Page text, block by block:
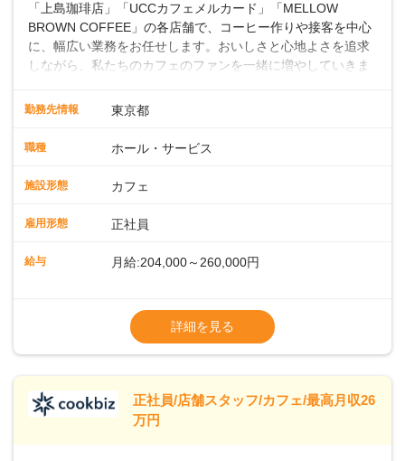
万円＋賞与(年3回)・店長職：年収410万円／
「上島珈琲店」「UCCカフェメルカード」「MELLOW
BROWN COFFEE」の各店舗で、コーヒー作りや接客を中心
に、幅広い業務をお任せします。おいしさと心地よさを追求
しながら、私たちのカフェのファンを一緒に増やしていきま
クの作成お客様のご案内、レジ対応軽食メニューの調理店内
ート体制充実コーヒーの知識から接客マナーまで、先輩スタ
年齢層が活躍しており、チームワークも抜群です。基本マニ
業務に馴染める環境です。「カフェの接客は初めて」という
ッフとして経験を積んだ後、店長を目指してみませんか。売
よ♪あなたも、無理なくステップアップできる環境で、少しず
つ成長していきませんか？
勤務先情報 東京都
職種 ホール・サービス
施設形態 カフェ
雇用形態 正社員
給与 月給:204,000～260,000円
ます・東日本エリア：月給21万4000～27万
※経験・スキルを考慮の上、決定します。
※別途、残業代および各種手当あり
※試用期間なし
■店長職： ・西日本／月給26万7500円
詳細を見る
正社員/店舗スタッフ/カフェ/最高月収26
万円